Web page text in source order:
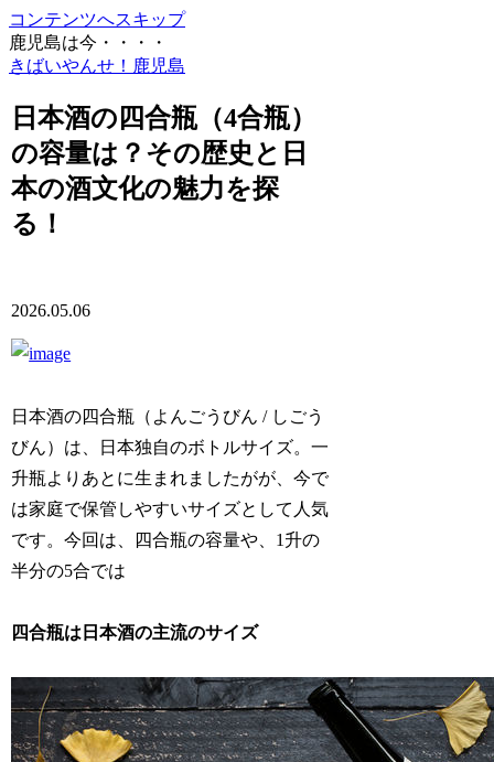
コンテンツへスキップ
鹿児島は今・・・・
きばいやんせ！鹿児島
日本酒の四合瓶（4合瓶）
の容量は？その歴史と日
本の酒文化の魅力を探
る！
2026.05.06
日本酒の四合瓶（よんごうびん / しごう
びん）は、日本独自のボトルサイズ。一
升瓶よりあとに生まれましたがが、今で
は家庭で保管しやすいサイズとして人気
です。今回は、四合瓶の容量や、1升の
半分の5合では
四合瓶は日本酒の主流のサイズ